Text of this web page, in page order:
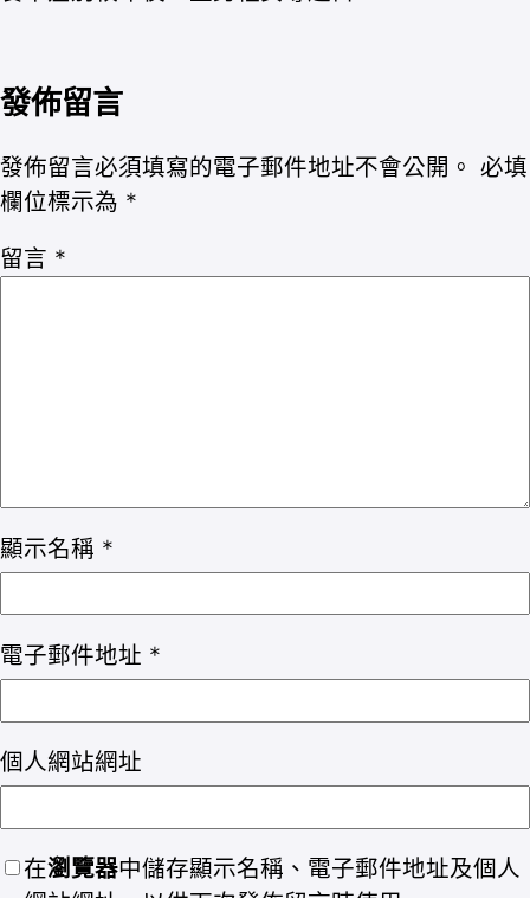
發佈留言
發佈留言必須填寫的電子郵件地址不會公開。 必填
欄位標示為 *
留言 *
顯示名稱 *
電子郵件地址 *
個人網站網址
在瀏覽器中儲存顯示名稱、電子郵件地址及個人